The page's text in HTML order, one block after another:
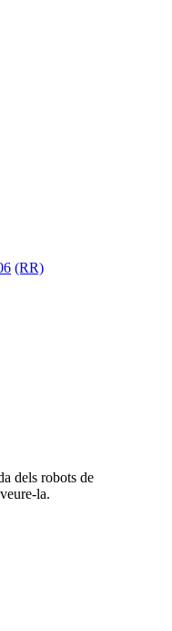
(RR)
dels robots de
la.